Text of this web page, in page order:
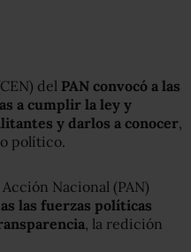
del PAN convocó a las
a cumplir la ley y
y darlos a conocer,
político.
Nacional (PAN)
las fuerzas políticas
, la redición